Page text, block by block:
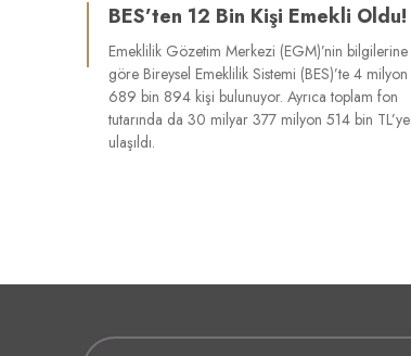
BES’ten 12 Bin Kişi Emekli Oldu!
Emeklilik Gözetim Merkezi (EGM)’nin bilgilerine
göre Bireysel Emeklilik Sistemi (BES)’te 4 milyon
689 bin 894 kişi bulunuyor. Ayrıca toplam fon
tutarında da 30 milyar 377 milyon 514 bin TL’ye
ulaşıldı.